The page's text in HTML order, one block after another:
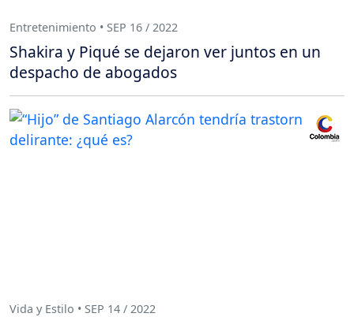
Entretenimiento • SEP 16 / 2022
Shakira y Piqué se dejaron ver juntos en un
despacho de abogados
Vida y Estilo • SEP 14 / 2022